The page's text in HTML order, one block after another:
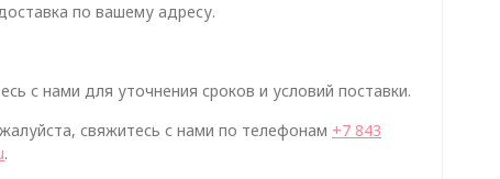
по вашему адресу.
с нами для уточнения сроков и условий поставки.
свяжитесь с нами по телефонам +7 843
.